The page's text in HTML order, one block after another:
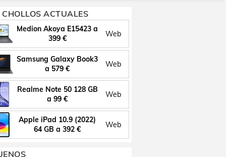
CHOLLOS ACTUALES
Medion Akoya E15423 a
399 €
Web
Samsung Galaxy Book3
a 579 €
Web
Realme Note 50 128 GB
a 99 €
Web
Apple iPad 10.9 (2022)
64 GB a 392 €
Web